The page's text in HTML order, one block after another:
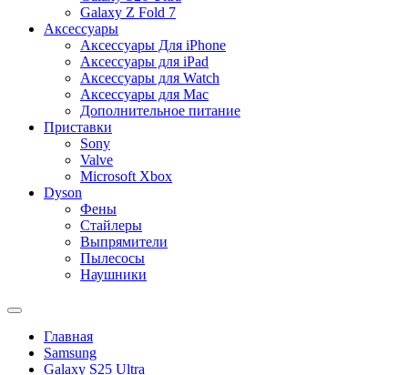
Galaxy Z Fold 7
Аксессуары
Аксессуары Для iPhone
Аксессуары для iPad
Аксессуары для Watch
Аксессуары для Mac
Дополнительное питание
Приставки
Sony
Valve
Microsoft Xbox
Dyson
Фены
Стайлеры
Выпрямители
Пылесосы
Наушники
Главная
Samsung
Galaxy S25 Ultra